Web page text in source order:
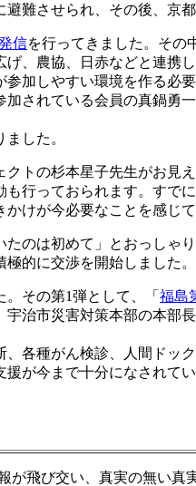
難させられ、その後、京
信を行ってきました。その
、農協、日赤などと連携
加しやすい環境を作る必
されている会員の真鍋勇
した。
トの杉本星子先生がお見
行っておられます。すで
けが今必要なことを感じて
のは初めて」とおっしゃ
的に交渉を開始しました
その第1弾として、「 福島
治市災害対策本部の本部
各種がん検診、人間ドッ
が今まで十分になされて
飛び交い、真実の無い真